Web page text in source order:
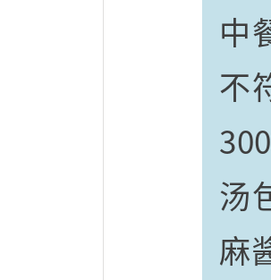
中
不
汤
麻